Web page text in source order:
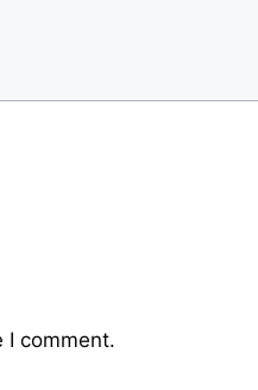
I comment.